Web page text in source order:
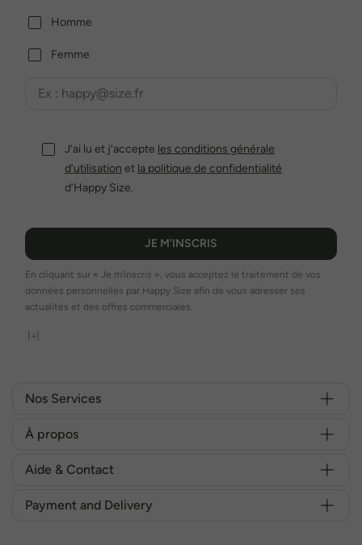
Homme
Femme
J’ai lu et j’accepte les conditions générale
d’utilisation et la politique de confidentialité
d’Happy Size.
JE M'INSCRIS
En cliquant sur « Je m'inscris », vous acceptez le traitement de vos
données personnelles par Happy Size afin de vous adresser ses
actualités et des offres commerciales.
[+]
Nos Services
À propos
Aide & Contact
Payment and Delivery